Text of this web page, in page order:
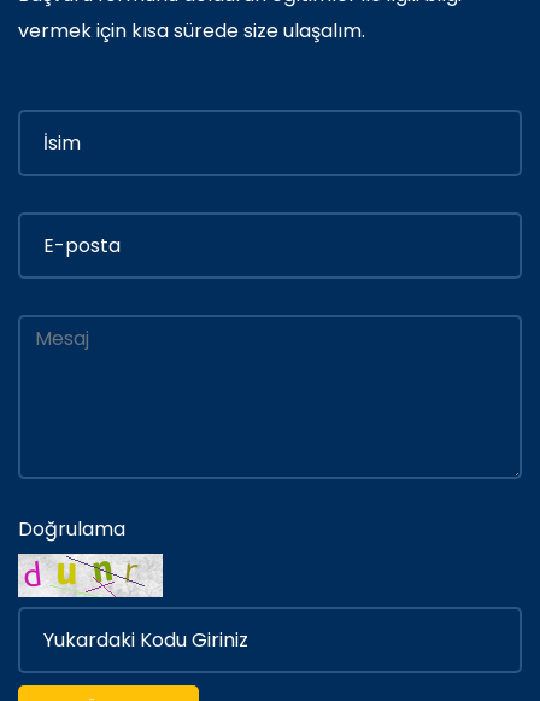
vermek için kısa sürede size ulaşalım.
Doğrulama